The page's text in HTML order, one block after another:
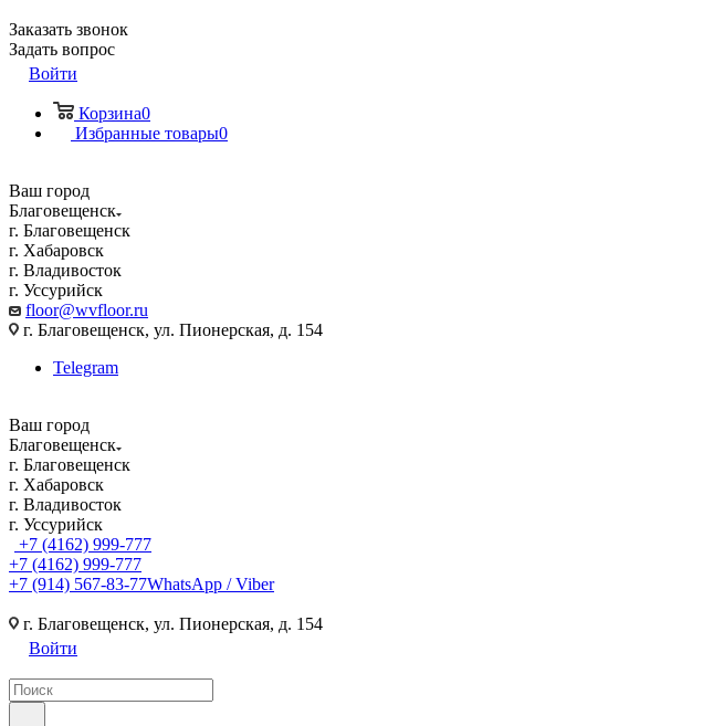
Заказать звонок
Задать вопрос
Войти
Корзина0
Избранные товары0
Ваш город
Благовещенск
г. Благовещенск
г. Хабаровск
г. Владивосток
г. Уссурийск
floor@wvfloor.ru
г. Благовещенск, ул. Пионерская, д. 154
Telegram
Ваш город
Благовещенск
г. Благовещенск
г. Хабаровск
г. Владивосток
г. Уссурийск
+7 (4162) 999-777
+7 (4162) 999-777
+7 (914) 567-83-77WhatsApp / Viber
г. Благовещенск, ул. Пионерская, д. 154
Войти